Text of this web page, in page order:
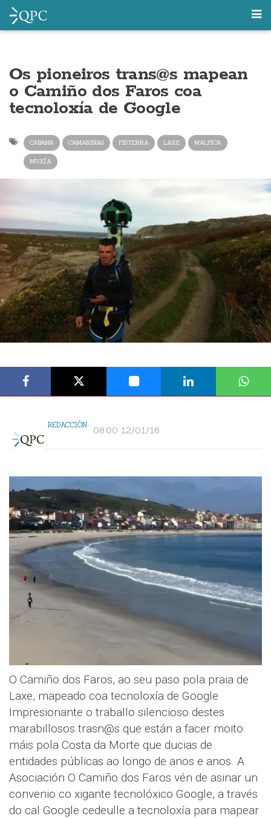
Os pioneiros trans@s mapean
o Camiño dos Faros coa
tecnoloxía de Google
CABANA CAMARIÑAS FISTERRA LAXE MALPICA
MUXÍA
REDACCIÓN 08:00 12/01/16
O Camiño dos Faros, ao seu paso pola praia de
Laxe, mapeado coa tecnoloxía de Google
Impresionante o traballo silencioso destes
marabillosos trasn@s que están a facer moito
máis pola Costa da Morte que ducias de
entidades públicas ao longo de anos e anos. A
Asociación O Camiño dos Faros vén de asinar un
convenio co xigante tecnolóxico Google, a través
do cal Google cedeulle a tecnoloxía para mapear